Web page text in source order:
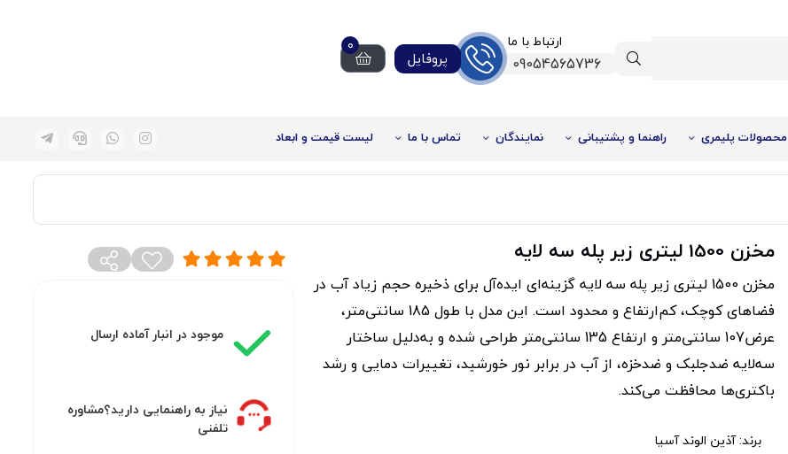
ارتباط با ما
09054565736 پروفایل
0
محصولات پلیمری راهنما و پشتیبانی نمایندگان تماس با ما لیست قیمت و ابعاد
مخزن 1500 لیتری زیر پله سه لایه
مخزن 1500 لیتری زیر پله سه لایه گزینه‌ای ایده‌آل برای ذخیره حجم زیاد آب در
فضاهای کوچک، کم‌ارتفاع و محدود است. این مدل با طول 185 سانتی‌متر،
عرض107 سانتی‌متر و ارتفاع 135 سانتی‌متر طراحی شده و به‌دلیل ساختار
سه‌لایه ضدجلبک و ضدخزه، از آب در برابر نور خورشید، تغییرات دمایی و رشد
باکتری‌ها محافظت می‌کند.
برند:آذین الوند آسیا
موجود در انبار آماده ارسال
نیاز به راهنمایی دارید؟مشاوره
تلفنی